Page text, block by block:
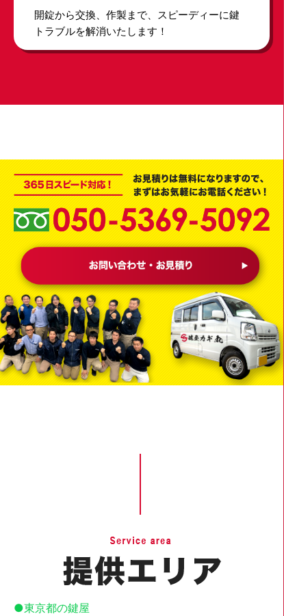
開錠から交換、作製まで、スピーディーに鍵
トラブルを解消いたします！
東京都の鍵屋